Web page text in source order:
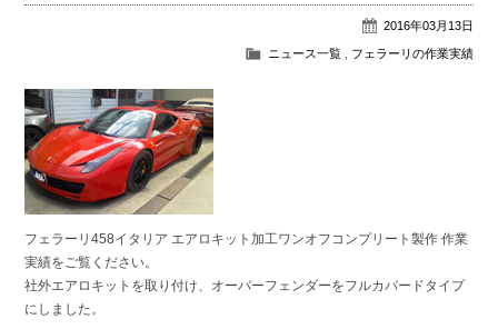
2016年03月13日
ニュース一覧, フェラーリの作業実績
フェラーリ458イタリア エアロキット加工ワンオフコンプリート製作 作業
実績をご覧ください。
社外エアロキットを取り付け、オーバーフェンダーをフルカバードタイプ
にしました。